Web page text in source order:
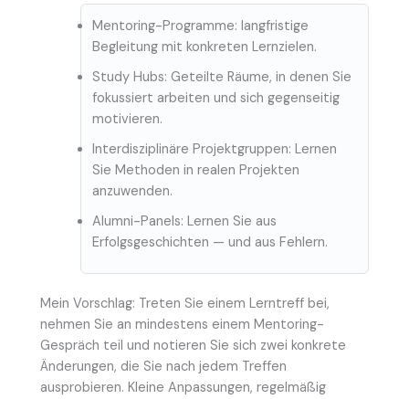
Mentoring-Programme: langfristige
Begleitung mit konkreten Lernzielen.
Study Hubs: Geteilte Räume, in denen Sie
fokussiert arbeiten und sich gegenseitig
motivieren.
Interdisziplinäre Projektgruppen: Lernen
Sie Methoden in realen Projekten
anzuwenden.
Alumni-Panels: Lernen Sie aus
Erfolgsgeschichten — und aus Fehlern.
Mein Vorschlag: Treten Sie einem Lerntreff bei,
nehmen Sie an mindestens einem Mentoring-
Gespräch teil und notieren Sie sich zwei konkrete
Änderungen, die Sie nach jedem Treffen
ausprobieren. Kleine Anpassungen, regelmäßig